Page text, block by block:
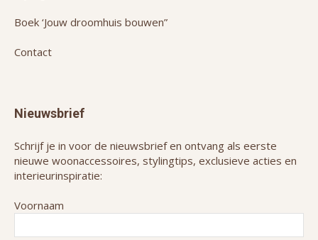
Boek ‘Jouw droomhuis bouwen”
Contact
Nieuwsbrief
Schrijf je in voor de nieuwsbrief en ontvang als eerste
nieuwe woonaccessoires, stylingtips, exclusieve acties en
interieurinspiratie:
Voornaam